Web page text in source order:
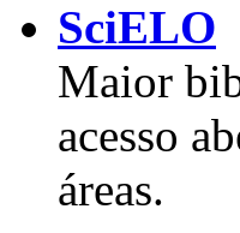
SciELO
Maior
acesso
áreas.